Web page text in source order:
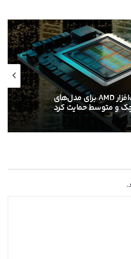
ایلان ماسک از سخت‌افزار AMD برای مدل‌های
و متوسط حمایت کرد